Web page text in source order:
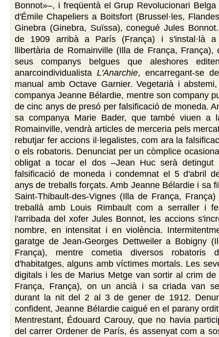
Bonnot»–, i freqüentà el Grup Revolucionari
d'Émile Chapeliers a Boitsfort (Brussel·les,
Ginebra (Ginebra, Suïssa), conegué Jules
de 1909 arribà a París (França) i s'instal·là a
llibertària de Romainville (Illa de França, França),
seus companys belgues que aleshores
anarcoindividualista L'Anarchie, encarregant-se
manual amb Octave Garnier. Vegetarià i
companya Jeanne Bélardie, mentre son company
de cinc anys de presó per falsificació de moneda.
sa companya Marie Bader, que també viuen a
Romainville, vendrà articles de merceria pels
rebutjar fer accions il·legalistes, com ara la
o els robatoris. Denunciat per un còmplice
obligat a tocar el dos –Jean Huc serà detingut
falsificació de moneda i condemnat el 5 d'abril
anys de treballs forçats. Amb Jeanne Bélardie i sa
Saint-Thibault-des-Vignes (Illa de França,
treballà amb Louis Rimbault com a serraller i
l'arribada del xofer Jules Bonnot, les accions
nombre, en intensitat i en violència.
garatge de Jean-Georges Dettweiler a Bobigny
França), mentre cometia diversos robatoris
d'habitatges, alguns amb víctimes mortals. Les
digitals i les de Marius Metge van sortir al crim de
França, França), on un ancià i sa criada van
durant la nit del 2 al 3 de gener de 1912.
confident, Jeanne Bélardie caigué en el parany
Mentrestant, Édouard Carouy, que no havia
del carrer Ordener de París, és assenyat com a